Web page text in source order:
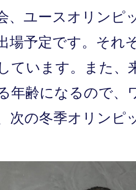
、ユースオリンピ
場予定です。それ
ています。また、
年齢になるので、
次の冬季オリンピ